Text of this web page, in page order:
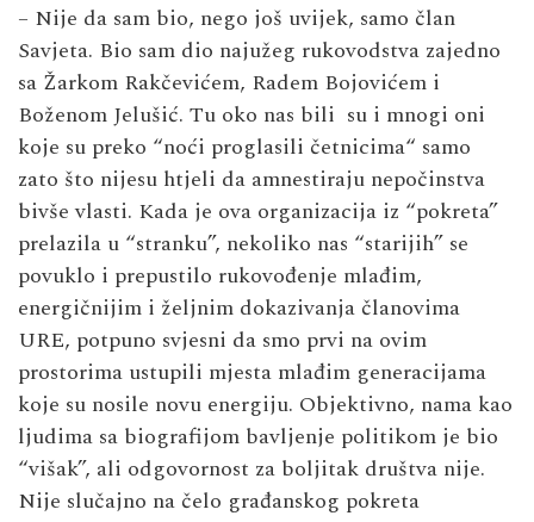
– Nije da sam bio, nego još uvijek, samo član
Savjeta. Bio sam dio najužeg rukovodstva zajedno
sa Žarkom Rakčevićem, Radem Bojovićem i
Boženom Jelušić. Tu oko nas bili su i mnogi oni
koje su preko “noći proglasili četnicima“ samo
zato što nijesu htjeli da amnestiraju nepočinstva
bivše vlasti. Kada je ova organizacija iz “pokreta”
prelazila u “stranku”, nekoliko nas “starijih” se
povuklo i prepustilo rukovođenje mlađim,
energičnijim i željnim dokazivanja članovima
URE, potpuno svjesni da smo prvi na ovim
prostorima ustupili mjesta mlađim generacijama
koje su nosile novu energiju. Objektivno, nama kao
ljudima sa biografijom bavljenje politikom je bio
“višak”, ali odgovornost za boljitak društva nije.
Nije slučajno na čelo građanskog pokreta